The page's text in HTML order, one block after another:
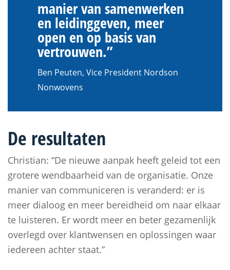
manier van samenwerken
en leidinggeven, meer
open en op basis van
vertrouwen.”
Ben Peuten, Vice President Nordson
Nonwovens
De resultaten
Christian: “De nieuwe aanpak heeft geleid tot een
grotere wendbaarheid van de organisatie. Onze
manier van communiceren is veranderd: er is
meer dialoog en meer bereidheid om naar elkaar
te luisteren. Er wordt meer en beter gezamenlijk
overlegd over klantwensen en oplossingen waar
iedereen achter staat.”